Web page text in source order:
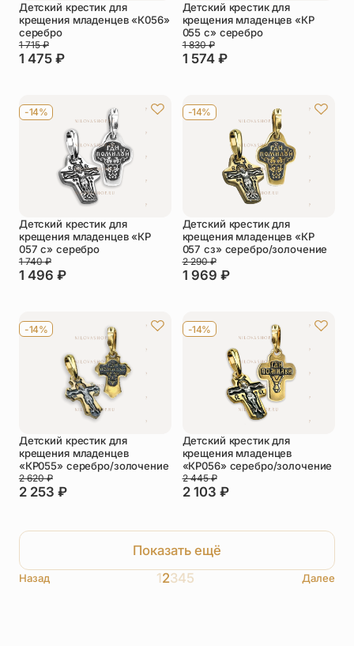
Детский крестик для
крещения младенцев «К056»
серебро
1 475 ₽
1 715₽
Детский крестик для
крещения младенцев «КР
055 с» серебро
1 574 ₽
1 830₽
-14%
Детский крестик для
крещения младенцев «КР
057 с» серебро
1 496 ₽
1 740₽
-14%
Детский крестик для
крещения младенцев «КР
057 сз» серебро/золочение
1 969 ₽
2 290₽
-14%
Детский крестик для
крещения младенцев
«КР055» серебро/золочение
2 253 ₽
2 620₽
-14%
Детский крестик для
крещения младенцев
«КР056» серебро/золочение
2 103 ₽
2 445₽
Показать ещё
Назад 12345 Далее